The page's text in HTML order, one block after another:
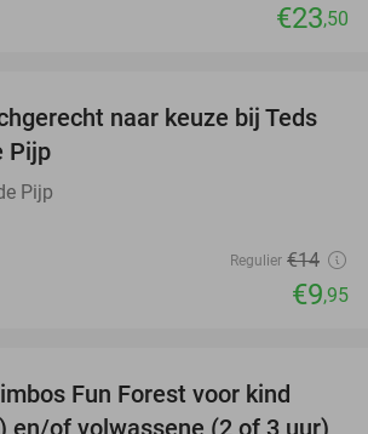
€23,50
29%
naar keuze bij Teds
Pijp
Pijp
Regulier €14
€9,95
Fun Forest voor kind
en/of volwassene (2 of 3 uur)